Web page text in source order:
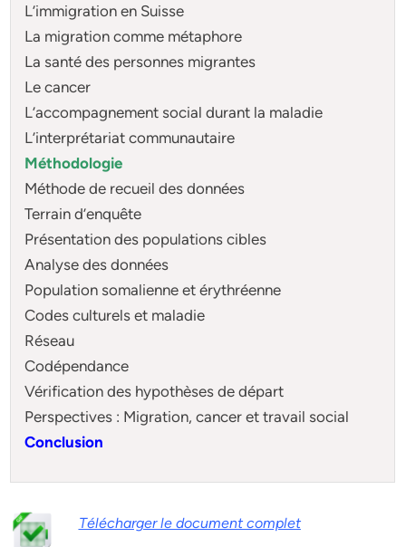
L’immigration en Suisse
La migration comme métaphore
La santé des personnes migrantes
Le cancer
L’accompagnement social durant la maladie
L’interprétariat communautaire
Méthodologie
Méthode de recueil des données
Terrain d’enquête
Présentation des populations cibles
Analyse des données
Population somalienne et érythréenne
Codes culturels et maladie
Réseau
Codépendance
Vérification des hypothèses de départ
Perspectives : Migration, cancer et travail social
Conclusion
Télécharger le document complet